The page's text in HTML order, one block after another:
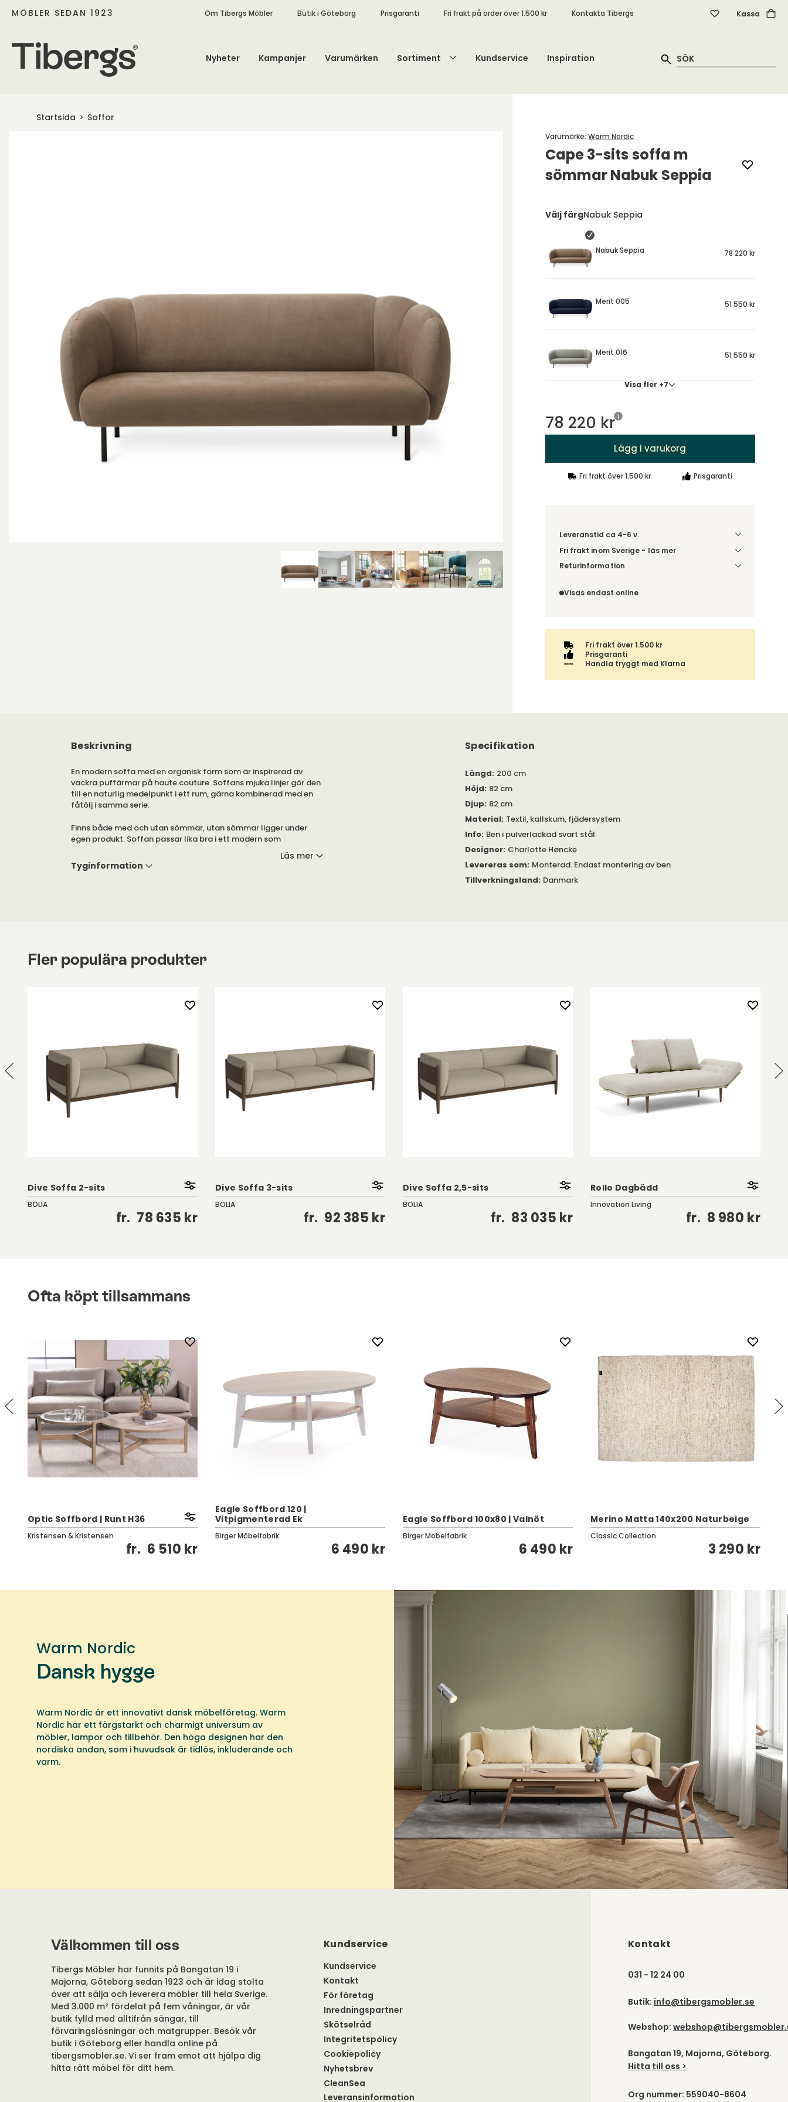
MÖBLER SEDAN 1923 Om Tibergs Möbler Butik i Göteborg Prisgaranti Fri frakt på order över 1.500 kr Kontakta Tibergs Kassa
Nyheter Kampanjer Varumärken Sortiment Kundservice Inspiration
Startsida Soffor
Cape 3-sits soffa m
sömmar Nabuk Seppia
Varumärke: Warm Nordic
Välj färgNabuk Seppia
Nabuk Seppia 78 220 kr
Merit 005 51 550 kr
Merit 016 51 550 kr
Visa fler +7
78 220 kr
Lägg i varukorg
Fri frakt över 1.500 kr Prisgaranti
Leveranstid ca 4-6 v.
Fri frakt inom Sverige - läs mer
Denna vara skickas till din port/tomtgräns. Innan
andra produkter skickas hela ordern tillsammans.
Returinformation
omfattas därför inte av ångerrätten.
Visas endast online
Fri frakt över 1.500 kr
Prisgaranti
Handla tryggt med Klarna
Beskrivning
En modern soffa med en organisk form som är inspirerad av
vackra puffärmar på haute couture. Soffans mjuka linjer gör den
till en naturlig medelpunkt i ett rum, gärna kombinerad med en
fåtölj i samma serie.
Finns både med och utan sömmar, utan sömmar ligger under
egen produkt. Soffan passar lika bra i ett modern som
Välj mellan flera olika tyger från Kvadrat i mjuka typiska Warm
Läs mer
Tyginformation
Specifikation
Längd: 200 cm
Höjd: 82 cm
Djup: 82 cm
Material: Textil, kallskum, fjädersystem
Info: Ben i pulverlackad svart stål
Designer: Charlotte Høncke
Levereras som: Monterad. Endast montering av ben
Tillverkningsland: Danmark
Fler populära produkter
Dive Soffa 2-sits
BOLIA
fr. 78 635 kr
Dive Soffa 3-sits
BOLIA
fr. 92 385 kr
Dive Soffa 2,5-sits
BOLIA
fr. 83 035 kr
Rollo Dagbädd
Innovation Living
fr. 8 980 kr
Ofta köpt tillsammans
Optic Soffbord | Runt H36
Kristensen & Kristensen
fr. 6 510 kr
Eagle Soffbord 120 |
Vitpigmenterad Ek
Birger Möbelfabrik
6 490 kr
Eagle Soffbord 100x80 | Valnöt
Birger Möbelfabrik
6 490 kr
Merino Matta 140x200 Naturbeige
Classic Collection
3 290 kr
Warm Nordic
Dansk hygge
Warm Nordic är ett innovativt dansk möbelföretag. Warm
Nordic har ett färgstarkt och charmigt universum av
möbler, lampor och tillbehör. Den höga designen har den
nordiska andan, som i huvudsak är tidlös, inkluderande och
varm.
Välkommen till oss
Tibergs Möbler har funnits på Bangatan 19 i
Majorna, Göteborg sedan 1923 och är idag stolta
över att sälja och leverera möbler till hela Sverige.
Med 3.000 m² fördelat på fem våningar, är vår
butik fylld med alltifrån sängar, till
förvaringslösningar och matgrupper. Besök vår
butik i Göteborg eller handla online på
tibergsmobler.se. Vi ser fram emot att hjälpa dig
hitta rätt möbel för ditt hem.
Kundservice
Kundservice
Kontakt
För företag
Inredningspartner
Skötselråd
Integritetspolicy
Cookiepolicy
Nyhetsbrev
CleanSea
Leveransinformation
Kontakt
031 - 12 24 00
Butik: info@tibergsmobler.se
Webshop:
Bangatan 19, Majorna, Göteborg.
Hitta till oss >
Org nummer: 559040-8604